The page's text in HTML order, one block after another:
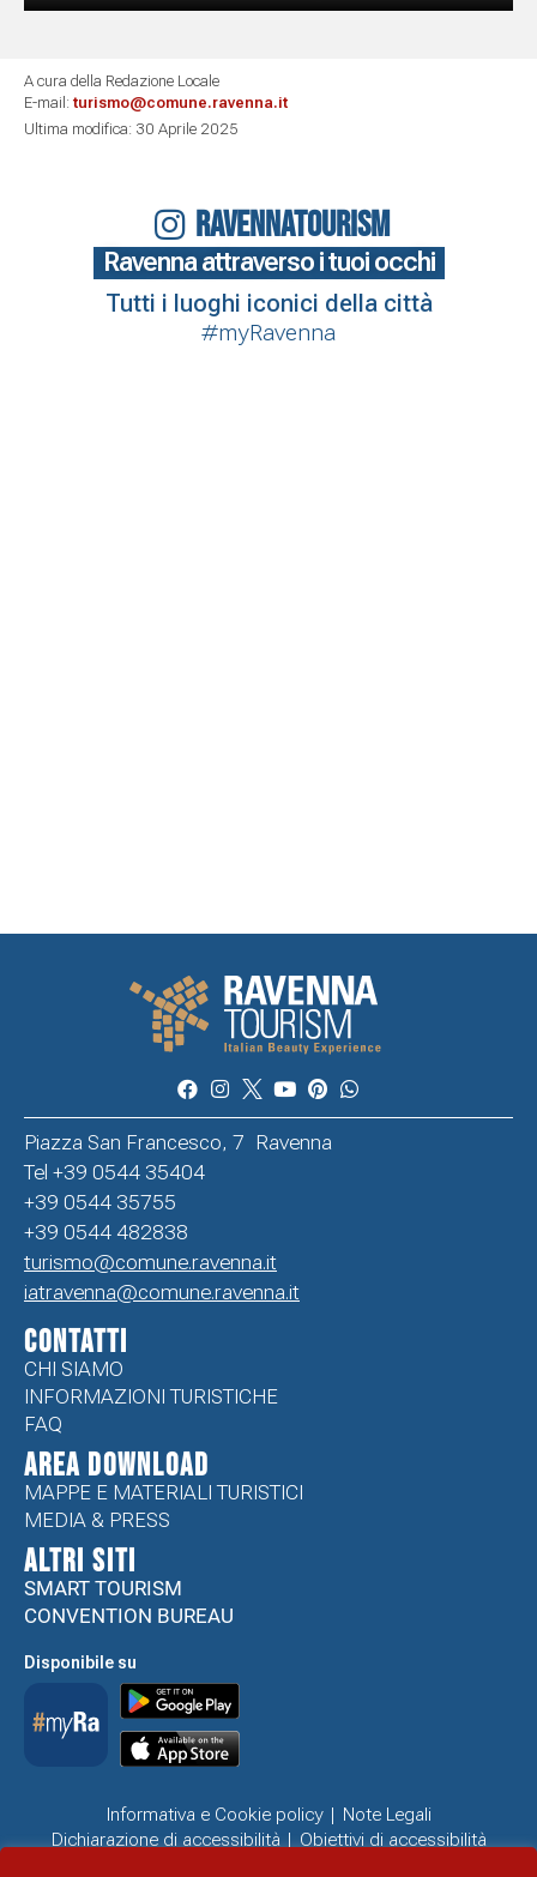
A cura della Redazione Locale
E-mail: turismo@comune.ravenna.it
Ultima modifica: 30 Aprile 2025
RAVENNATOURISM
Ravenna attraverso i tuoi occhi
Tutti i luoghi iconici della città
#myRavenna
Piazza San Francesco, 7 Ravenna
Tel +39 0544 35404
+39 0544 35755
+39 0544 482838
turismo@comune.ravenna.it
iatravenna@comune.ravenna.it
CONTATTI
CHI SIAMO
INFORMAZIONI TURISTICHE
FAQ
Area Download
MAPPE E MATERIALI TURISTICI
MEDIA & PRESS
ALTRI SITI
SMART TOURISM
CONVENTION BUREAU
Disponibile su
Informativa e Cookie policy
Note Legali
Dichiarazione di accessibilità
Obiettivi di accessibilità